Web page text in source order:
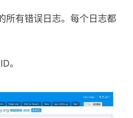
所有错误日志。每个日志都
。